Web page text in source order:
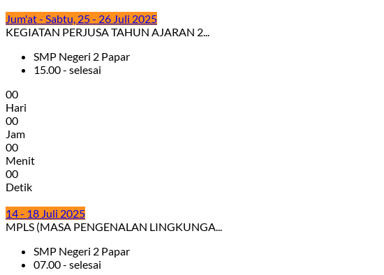
Jum'at - Sabtu, 25 - 26 Juli 2025
KEGIATAN PERJUSA TAHUN AJARAN 2...
SMP Negeri 2 Papar
15.00 - selesai
00
Hari
00
Jam
00
Menit
00
Detik
14 - 18 Juli 2025
MPLS (MASA PENGENALAN LINGKUNGA...
SMP Negeri 2 Papar
07.00 - selesai